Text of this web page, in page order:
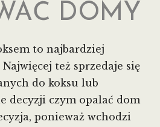
DOMY
to najbardziej
też sprzedaje się
do koksu lub
decyzji czym opalać dom
ponieważ wchodzi